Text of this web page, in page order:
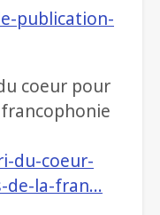
publication-
coeur pour
du-coeur-
de-la-fran…